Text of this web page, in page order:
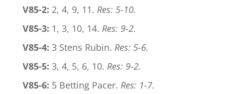
V85-2: 2, 4, 9, 11. Res: 5-10.
V85-3: 1, 3, 10, 14. Res: 9-2.
V85-4: 3 Stens Rubin. Res: 5-6.
V85-5: 3, 4, 5, 6, 10. Res: 9-2.
V85-6: 5 Betting Pacer. Res: 1-7.